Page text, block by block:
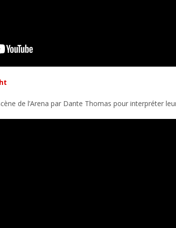
de l’Arena par Dante Thomas pour interpréter